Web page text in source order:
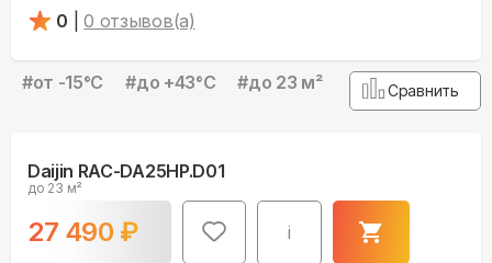
0
0 отзывов(а)
#от -15°С #до +43°С #до 23 м² Сравнить
Daijin RAC-DA25HP.D01
до 23 м²
27 490 ₽ i